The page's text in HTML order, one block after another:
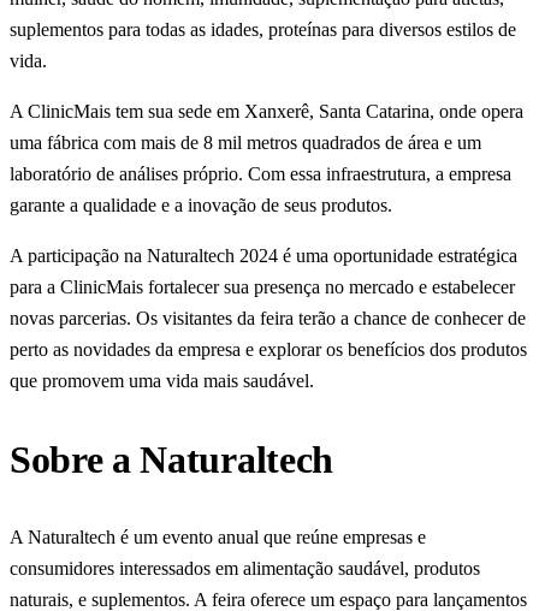
suplementos para todas as idades, proteínas para diversos estilos de
vida.
A ClinicMais tem sua sede em Xanxerê, Santa Catarina, onde opera
uma fábrica com mais de 8 mil metros quadrados de área e um
laboratório de análises próprio. Com essa infraestrutura, a empresa
garante a qualidade e a inovação de seus produtos.
A participação na Naturaltech 2024 é uma oportunidade estratégica
para a ClinicMais fortalecer sua presença no mercado e estabelecer
novas parcerias. Os visitantes da feira terão a chance de conhecer de
perto as novidades da empresa e explorar os benefícios dos produtos
que promovem uma vida mais saudável.
Sobre a Naturaltech
A Naturaltech é um evento anual que reúne empresas e
consumidores interessados em alimentação saudável, produtos
naturais, e suplementos. A feira oferece um espaço para lançamentos